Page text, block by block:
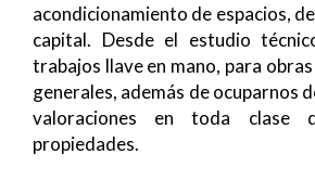
acondicionamiento de espacios,
capital. Desde el estudio
trabajos llave en mano, para
generales, además de ocuparnos
valoraciones en toda clase
propiedades.